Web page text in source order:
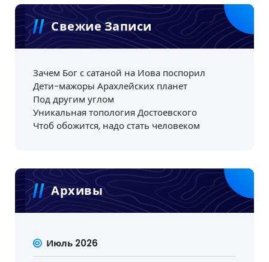
Свежие Записи
Зачем Бог с сатаной на Иова поспорил
Дети-мажоры Арахлейских планет
Под другим углом
Уникальная топология Достоевского
Чтоб обожится, надо стать человеком
Архивы
Июль 2026